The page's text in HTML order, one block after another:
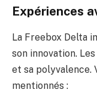
Expériences
La Freebox Delta
son innovation.
et sa polyvalence.
mentionnés :